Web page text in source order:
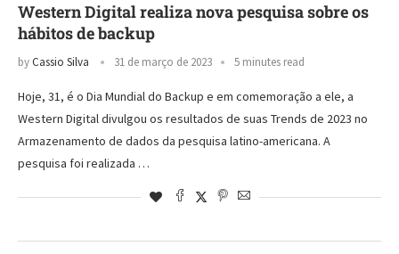
Western Digital realiza nova pesquisa sobre os
hábitos de backup
byCassio Silva 31 de março de 2023 5 minutes read
Hoje, 31, é o Dia Mundial do Backup e em comemoração a ele, a
Western Digital divulgou os resultados de suas Trends de 2023 no
Armazenamento de dados da pesquisa latino-americana. A
pesquisa foi realizada …